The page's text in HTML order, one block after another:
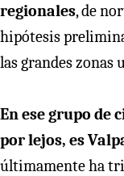
regionales, de
hipótesis
las grandes zonas
En ese grupo de
por lejos, es
últimamente ha